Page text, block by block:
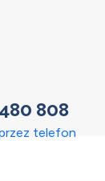
808
telefon